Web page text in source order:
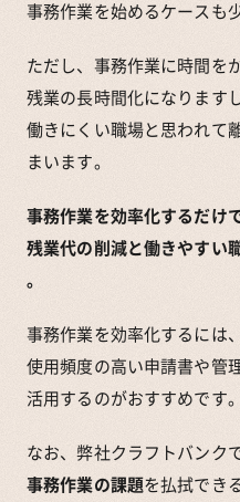
事務作業を始めるケースも
ただし、事務作業に時間を
残業の長時間化になりますし
働きにくい職場と思われて
まいます。
事務作業を効率化するだけで
残業代の削減と働きやすい
。
事務作業を効率化するには、
使用頻度の高い申請書や管
活用するのがおすすめです。
なお、弊社クラフトバンクで
事務作業の課題を払拭でき